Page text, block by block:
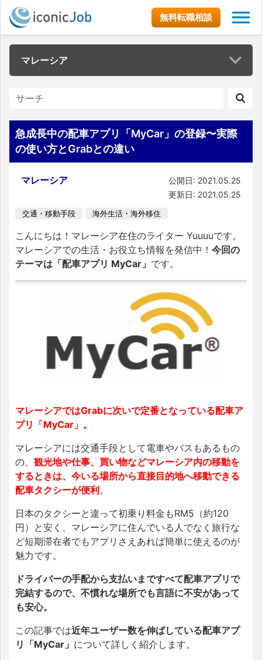
無料転職相談
マレーシア
急成長中の配車アプリ「MyCar」の登録〜実際
の使い方とGrabとの違い
マレーシア
公開日: 2021.05.25
更新日: 2021.05.25
交通・移動手段 海外生活・海外移住
こんにちは！マレーシア在住のライター Yuuuuです。
マレーシアでの生活・お役立ち情報を発信中！ 今回の
テーマは「配車アプリ MyCar」 です。
マレーシアではGrabに次いで定番となっている配車ア
プリ「MyCar」。
マレーシアには交通手段として電車やバスもあるもの
の、 観光地や仕事、買い物などマレーシア内の移動を
するときは、今いる場所から直接目的地へ移動できる
配車タクシーが便利 。
日本のタクシーと違って初乗り料金もRM5（約120
円）と安く、マレーシアに住んでいる人でなく旅行な
ど短期滞在者でもアプリさえあれば簡単に使えるのが
魅力です。
ドライバーの手配から支払いまですべて配車アプリで
完結するので、不慣れな場所でも言語に不安があって
も安心。
この記事では近年ユーザー数を伸ばしている配車アプ
リ「MyCar」 について詳しく紹介します。